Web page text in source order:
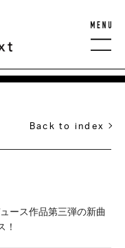
Back to index
ース作品第三弾の新曲
！